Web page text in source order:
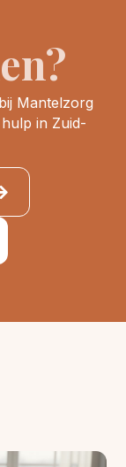
Mantelzorg
in Zuid-